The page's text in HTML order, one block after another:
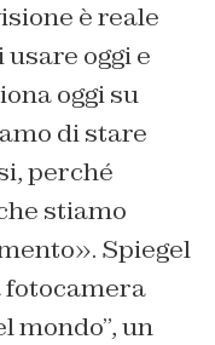
è reale
oggi e
oggi su
di stare
perché
stiamo
Spiegel
fotocamera
mondo”, un